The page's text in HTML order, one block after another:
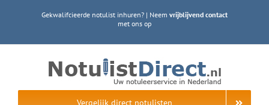
Gekwalifcieerde notulist inhuren? | Neem vrijblijvend contact
met ons op
Vergelijk direct notulisten